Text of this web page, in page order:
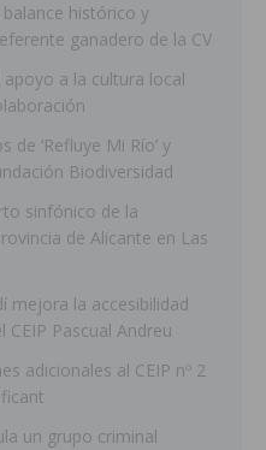
balance histórico y
ganadero de la CV
a la cultura local
‘Refluye Mi Río’ y
Biodiversidad
sinfónico de la
de Alicante en Las
mejora la accesibilidad
Pascual Andreu
adicionales al CEIP nº 2
un grupo criminal